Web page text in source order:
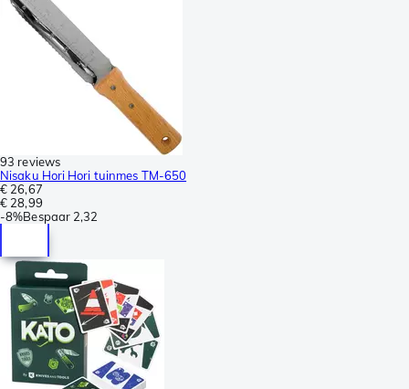
93 reviews
Nisaku Hori Hori tuinmes TM-650
€ 26,67
€ 28,99
-8%Bespaar 2,32